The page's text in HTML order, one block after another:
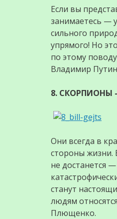
Если вы
занимаетесь —
сильного
упрямого! Но
по этому
Владимир
8. СКОРПИОНЫ
Они всегда в
стороны жизни.
не достанется
станут
людям
Плющенко.